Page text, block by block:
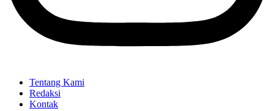
Tentang Kami
Redaksi
Kontak